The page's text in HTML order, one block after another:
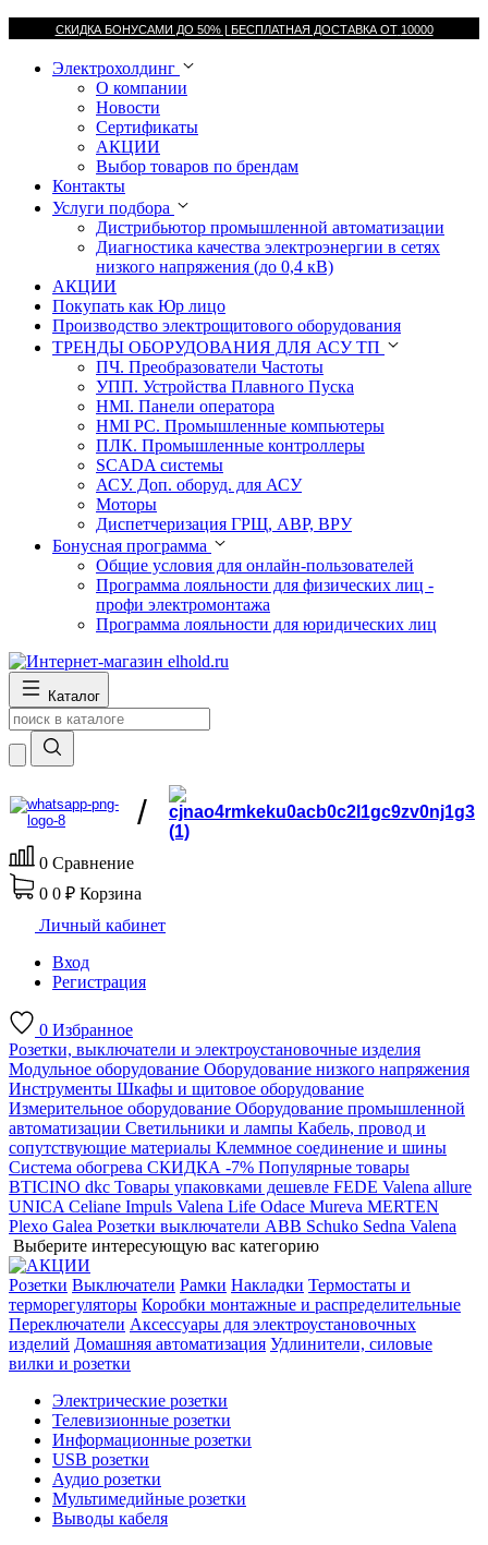
СКИДКА БОНУСАМИ ДО 50% | БЕСПЛАТНАЯ ДОСТАВКА ОТ 10000
Электрохолдинг
О компании
Новости
Сертификаты
АКЦИИ
Выбор товаров по брендам
Контакты
Услуги подбора
Дистрибьютор промышленной автоматизации
Диагностика качества электроэнергии в сетях
низкого напряжения (до 0,4 кВ)
АКЦИИ
Покупать как Юр лицо
Производство электрощитового оборудования
ТРЕНДЫ ОБОРУДОВАНИЯ ДЛЯ АСУ ТП
ПЧ. Преобразователи Частоты
УПП. Устройства Плавного Пуска
HMI. Панели оператора
HMI РС. Промышленные компьютеры
ПЛК. Промышленные контроллеры
SCADA системы
АСУ. Доп. оборуд. для АСУ
Моторы
Диспетчеризация ГРЩ, АВР, ВРУ
Бонусная программа
Общие условия для онлайн-пользователей
Программа лояльности для физических лиц -
профи электромонтажа
Программа лояльности для юридических лиц
Каталог
/
0 Сравнение
0 0 ₽ Корзина
Личный кабинет
Вход
Регистрация
0 Избранное
Розетки, выключатели и электроустановочные изделия
Модульное оборудование Оборудование низкого напряжения
Инструменты Шкафы и щитовое оборудование
Измерительное оборудование Оборудование промышленной
автоматизации Светильники и лампы Кабель, провод и
сопутствующие материалы Клеммное соединение и шины
Система обогрева СКИДКА -7% Популярные товары
BTICINO dkc Товары упаковками дешевле FEDE Valena allure
UNICA Celiane Impuls Valena Life Odace Mureva MERTEN
Plexo Galea Розетки выключатели ABB Schuko Sedna Valena
Выберите интересующую вас категорию
Розетки Выключатели Рамки Накладки Термостаты и
терморегуляторы Коробки монтажные и распределительные
Переключатели Аксессуары для электроустановочных
изделий Домашняя автоматизация Удлинители, силовые
вилки и розетки
Электрические розетки
Телевизионные розетки
Информационные розетки
USB розетки
Аудио розетки
Мультимедийные розетки
Выводы кабеля